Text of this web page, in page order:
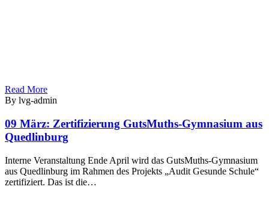
Read More
By lvg-admin
09 März: Zertifizierung GutsMuths-Gymnasium aus
Quedlinburg
Interne Veranstaltung Ende April wird das GutsMuths-Gymnasium
aus Quedlinburg im Rahmen des Projekts „Audit Gesunde Schule“
zertifiziert. Das ist die…